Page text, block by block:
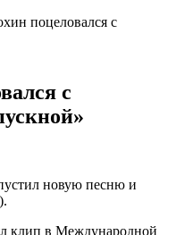
поцеловался с
с
новую песню и
клип в Международной